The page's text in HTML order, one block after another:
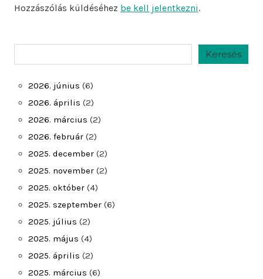
Hozzászólás küldéséhez be kell jelentkezni.
Keresés
2026. június (6)
2026. április (2)
2026. március (2)
2026. február (2)
2025. december (2)
2025. november (2)
2025. október (4)
2025. szeptember (6)
2025. július (2)
2025. május (4)
2025. április (2)
2025. március (6)